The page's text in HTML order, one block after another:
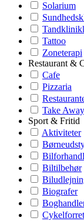
Solarium
Tattoo
Zoneterapi
Restaurant &
Cafe
Pizzaria
Take Away
Sport & Fritid
Aktiviteter
Biltilbehør
Biografer